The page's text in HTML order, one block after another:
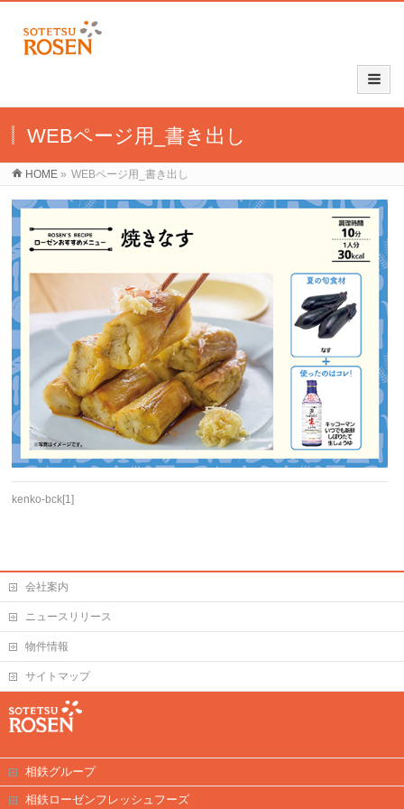
WEBページ用_書き出し
HOME » WEBページ用_書き出し
kenko-bck[1]
会社案内
ニュースリリース
物件情報
サイトマップ
相鉄グループ
相鉄ローゼンフレッシュフーズ